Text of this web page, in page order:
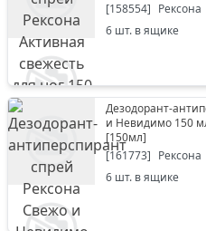
[158554] Рексона
6 шт. в ящике
Дезодорант-
и Невидимо 150
[150мл]
[161773] Рексона
6 шт. в ящике